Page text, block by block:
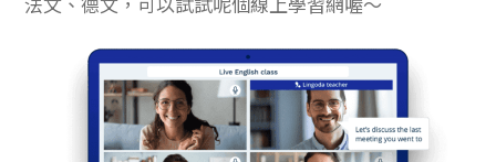
法文、德文，可以試試呢個線上學習網喔～